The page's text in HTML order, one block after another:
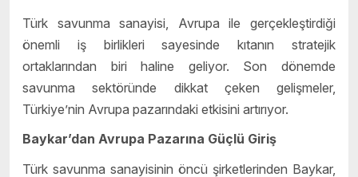
Türk savunma sanayisi, Avrupa ile gerçekleştirdiği
önemli iş birlikleri sayesinde kıtanın stratejik
ortaklarından biri haline geliyor. Son dönemde
savunma sektöründe dikkat çeken gelişmeler,
Türkiye’nin Avrupa pazarındaki etkisini artırıyor.
Baykar’dan Avrupa Pazarına Güçlü Giriş
Türk savunma sanayisinin öncü şirketlerinden Baykar,